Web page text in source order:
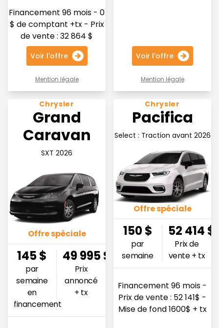
Financement 96 mois - 0
$ de comptant +tx - Prix
de vente : 32 864 $
Voir l'offre
Mention légale
Voir l'offre
Mention légale
Voir l'offre 145$ par semaine en financement
Chrysler
Grand
Caravan
SXT 2026
Offre spéciale
145$
par
semaine
en
financement
49 995$
Prix
annoncé
+ tx
Voir l'offre 150$ par
Chrysler
Pacifica
Select : Traction avant 2026
Offre spéciale
150$
par
semaine
52 414 $
Prix de
vente + tx
Financement 96 mois -
Prix de vente : 52 141$ -
Mise de fond 1600$ + tx